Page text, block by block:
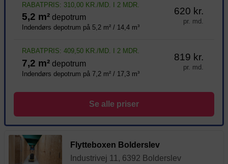
RABATPRIS: 310,00 KR./MD. I 2 MDR.
5,2 m² depotrum
Indendørs depotrum på 5,2 m² / 14,4 m³
620 kr.
pr. md.
RABATPRIS: 409,50 KR./MD. I 2 MDR.
7,2 m² depotrum
Indendørs depotrum på 7,2 m² / 17,3 m³
819 kr.
pr. md.
Se alle priser
Flytteboxen Bolderslev
Industrivej 11, 6392 Bolderslev